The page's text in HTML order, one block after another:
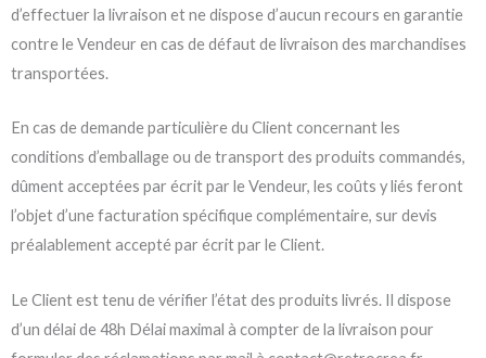
d’effectuer la livraison et ne dispose d’aucun recours en garantie
contre le Vendeur en cas de défaut de livraison des marchandises
transportées.
En cas de demande particulière du Client concernant les
conditions d’emballage ou de transport des produits commandés,
dûment acceptées par écrit par le Vendeur, les coûts y liés feront
l’objet d’une facturation spécifique complémentaire, sur devis
préalablement accepté par écrit par le Client.
Le Client est tenu de vérifier l’état des produits livrés. Il dispose
d’un délai de 48h Délai maximal à compter de la livraison pour